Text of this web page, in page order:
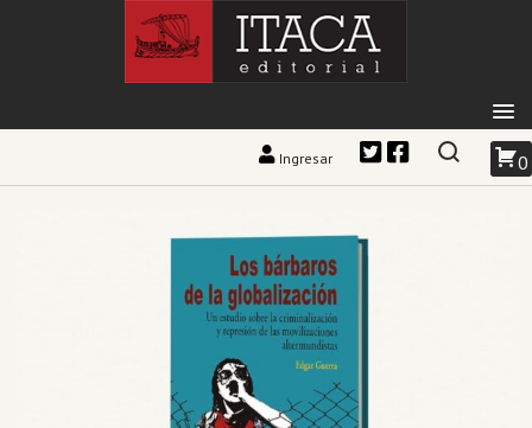
Ingresar 0